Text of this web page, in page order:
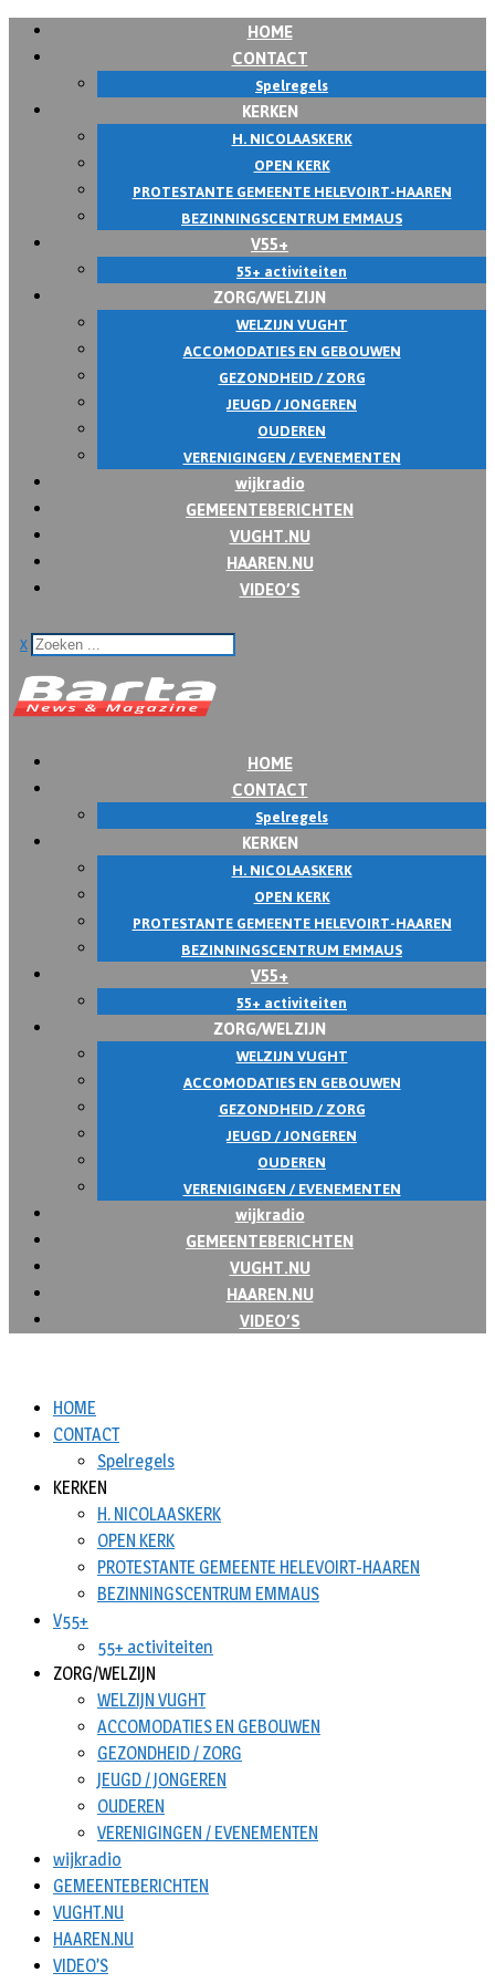
Skip
HOME
CONTACT
Spelregels
KERKEN
H. NICOLAASKERK
OPEN KERK
PROTESTANTE GEMEENTE HELEVOIRT-HAAREN
BEZINNINGSCENTRUM EMMAUS
V55+
55+ activiteiten
ZORG/WELZIJN
WELZIJN VUGHT
ACCOMODATIES EN GEBOUWEN
GEZONDHEID / ZORG
JEUGD / JONGEREN
OUDEREN
VERENIGINGEN / EVENEMENTEN
wijkradio
GEMEENTEBERICHTEN
VUGHT.NU
HAAREN.NU
VIDEO’S
x
HOME
CONTACT
Spelregels
KERKEN
H. NICOLAASKERK
OPEN KERK
PROTESTANTE GEMEENTE HELEVOIRT-HAAREN
BEZINNINGSCENTRUM EMMAUS
V55+
55+ activiteiten
ZORG/WELZIJN
WELZIJN VUGHT
ACCOMODATIES EN GEBOUWEN
GEZONDHEID / ZORG
JEUGD / JONGEREN
OUDEREN
VERENIGINGEN / EVENEMENTEN
wijkradio
GEMEENTEBERICHTEN
VUGHT.NU
HAAREN.NU
VIDEO’S
HOME
CONTACT
Spelregels
KERKEN
H. NICOLAASKERK
OPEN KERK
PROTESTANTE GEMEENTE HELEVOIRT-HAAREN
BEZINNINGSCENTRUM EMMAUS
V55+
55+ activiteiten
ZORG/WELZIJN
WELZIJN VUGHT
ACCOMODATIES EN GEBOUWEN
GEZONDHEID / ZORG
JEUGD / JONGEREN
OUDEREN
VERENIGINGEN / EVENEMENTEN
wijkradio
GEMEENTEBERICHTEN
VUGHT.NU
HAAREN.NU
VIDEO’S